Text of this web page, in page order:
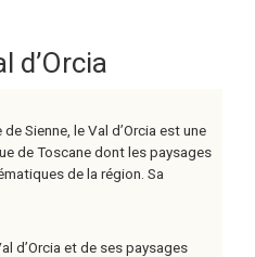
d’Orcia
Sienne, le Val d’Orcia est une
de Toscane dont les paysages
de la région. Sa
d’Orcia et de ses paysages